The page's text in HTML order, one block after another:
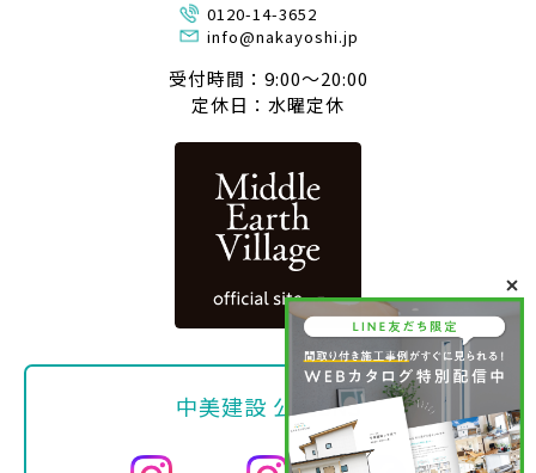
0120-14-3652
info@nakayoshi.jp
受付時間：9:00〜20:00
定休日：水曜定休
中美建設 公式SNS